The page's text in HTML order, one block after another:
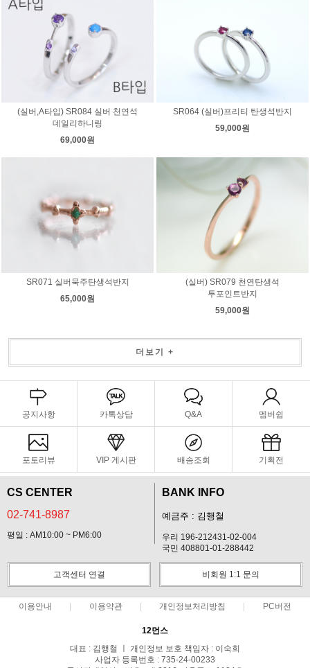
(실버,A타입) SR084 실버 천연석
데일리하니링
69,000원
SR064 (실버)프리티 탄생석반지
59,000원
SR071 실버묵주탄생석반지
65,000원
(실버) SR079 천연탄생석
투포인트반지
59,000원
더보기 +
공지사항 카톡상담 Q&A 멤버쉽
포토리뷰 VIP 게시판 배송조회 기획전
CS CENTER
02-741-8987
평일 : AM10:00 ~ PM6:00
BANK INFO
예금주 : 김행철
우리 196-212431-02-004
국민 408801-01-288442
고객센터 연결 비회원 1:1 문의
이용안내 이용약관 개인정보처리방침 PC버전
12먼스
대표 : 김행철 ㅣ 개인정보 보호 책임자 : 이숙희
사업자 등록번호 : 735-24-00233